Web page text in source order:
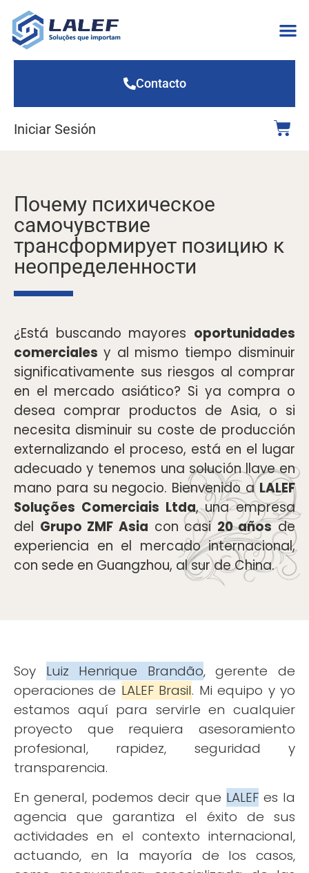
Contacto
Iniciar Sesión
Почему психическое
самочувствие
трансформирует позицию к
неопределенности
¿Está buscando mayores oportunidades
comerciales y al mismo tiempo disminuir
significativamente sus riesgos al comprar
en el mercado asiático? Si ya compra o
desea comprar productos de Asia, o si
necesita disminuir su coste de producción
externalizando el proceso, está en el lugar
adecuado y tenemos una solución llave en
mano para su negocio. Bienvenido aLALEF
Soluções Comerciais Ltda, una empresa
del Grupo ZMF Asia con casi 20 añosde
experiencia en el mercado internacional,
con sede en Guangzhou, al sur de China.
Soy Luiz Henrique Brandão, gerente de
operaciones de LALEF Brasil. Mi equipo y yo
estamos aquí para servirle en cualquier
proyecto que requiera asesoramiento
profesional, rapidez, seguridad y
transparencia.
En general, podemos decir que LALEFes la
agencia que garantiza el éxito de sus
actividades en el contexto internacional,
actuando, en la mayoría de los casos,